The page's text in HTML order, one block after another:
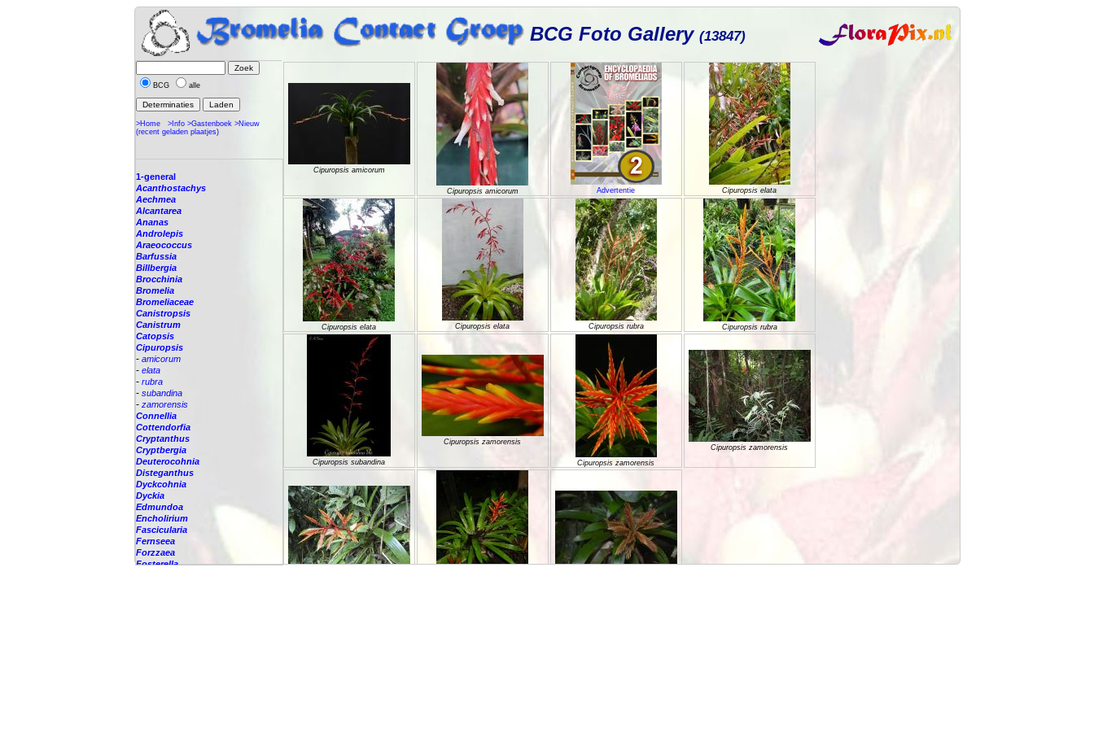
BCG Foto Gallery (13847)
BCG alle
>Home >Info >Gastenboek >Nieuw
(recent geladen plaatjes)
1-general
Acanthostachys
Aechmea
Alcantarea
Ananas
Androlepis
Araeococcus
Barfussia
Billbergia
Brocchinia
Bromelia
Bromeliaceae
Canistropsis
Canistrum
Catopsis
Cipuropsis
- amicorum
- elata
- rubra
- subandina
- zamorensis
Connellia
Cottendorfia
Cryptanthus
Cryptbergia
Deuterocohnia
Disteganthus
Dyckcohnia
Dyckia
Edmundoa
Encholirium
Fascicularia
Fernseea
Forzzaea
Fosterella
Cipuropsis amicorum
Cipuropsis amicorum Advertentie Cipuropsis elata
Cipuropsis elata Cipuropsis elata Cipuropsis rubra Cipuropsis rubra
Cipuropsis subandina
Cipuropsis zamorensis
Cipuropsis zamorensis
Cipuropsis zamorensis